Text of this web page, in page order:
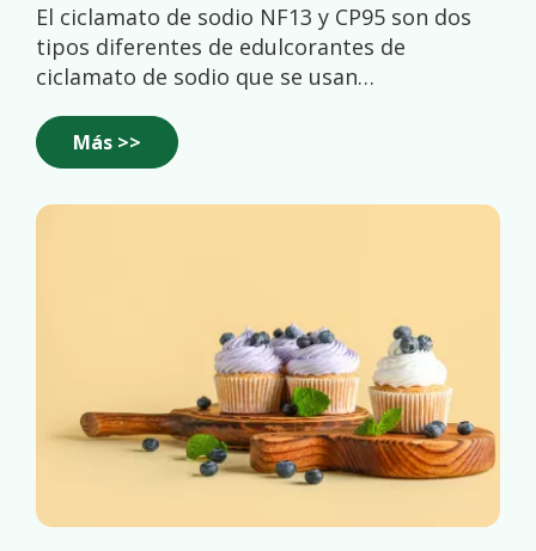
El ciclamato de sodio NF13 y CP95 son dos
tipos diferentes de edulcorantes de
ciclamato de sodio que se usan
azúcar.Estas son algunas de las diferencias
entre los dos: 1. Composición: Ciclamato de
sodio y ciclamato de calcio dihidrato,
Más >>